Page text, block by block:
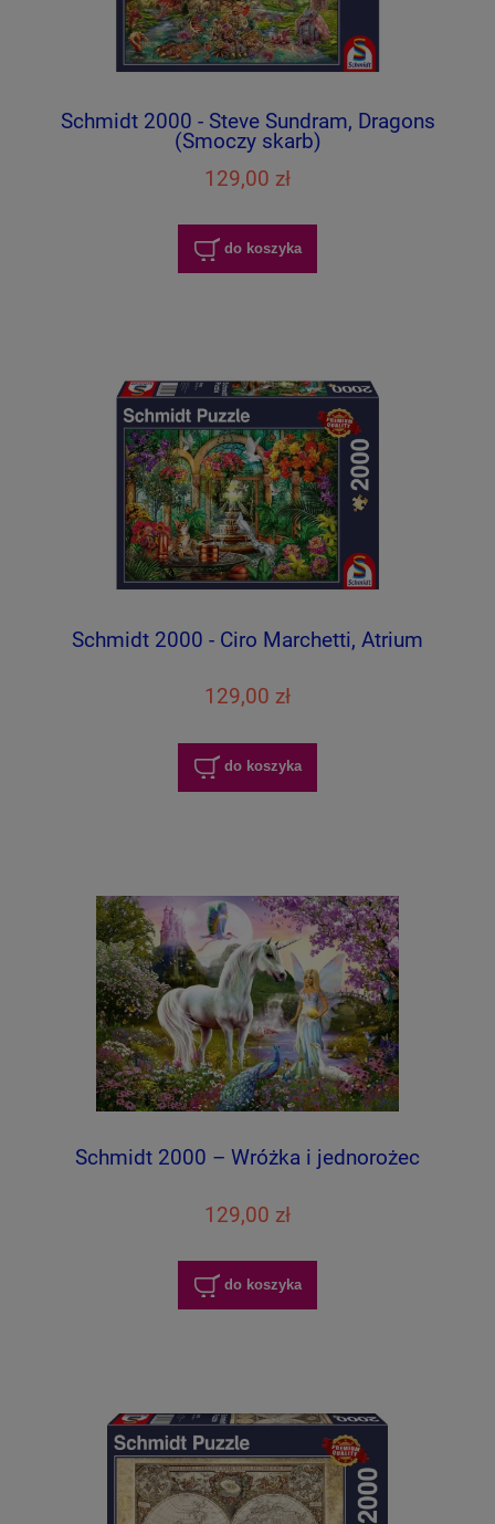
Schmidt 2000 - Steve Sundram, Dragons
(Smoczy skarb)
129,00 zł
do koszyka
Schmidt 2000 - Ciro Marchetti, Atrium
129,00 zł
do koszyka
Schmidt 2000 – Wróżka i jednorożec
129,00 zł
do koszyka